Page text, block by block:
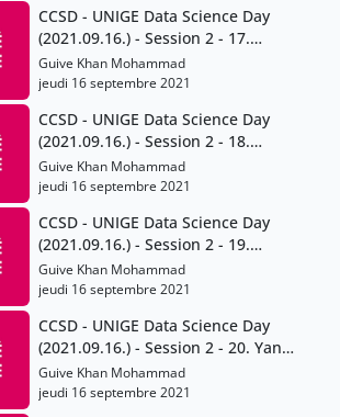
CCSD - UNIGE Data Science Day
(2021.09.16.) - Session 2 - 17.
Maxime Stauffer
Guive Khan Mohammad
jeudi 16 septembre 2021
CCSD - UNIGE Data Science Day
(2021.09.16.) - Session 2 - 18.
Tommaso Venturini
Guive Khan Mohammad
jeudi 16 septembre 2021
CCSD - UNIGE Data Science Day
(2021.09.16.) - Session 2 - 19.
Minerva Rivas Velarde
Guive Khan Mohammad
jeudi 16 septembre 2021
CCSD - UNIGE Data Science Day
(2021.09.16.) - Session 2 - 20. Yaniv
Benhamou
Guive Khan Mohammad
jeudi 16 septembre 2021